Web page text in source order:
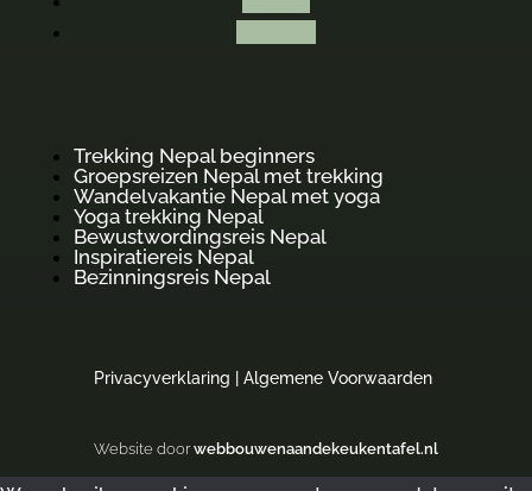
Trekking Nepal beginners
Groepsreizen Nepal met trekking
Wandelvakantie Nepal met yoga
Yoga trekking Nepal
Bewustwordingsreis Nepal
Inspiratiereis Nepal
Bezinningsreis Nepal
Privacyverklaring |Algemene Voorwaarden
Website doorwebbouwenaandekeukentafel.nl